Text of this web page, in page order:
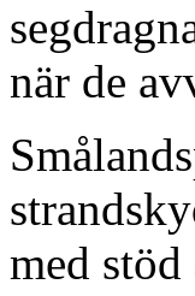
när de
med